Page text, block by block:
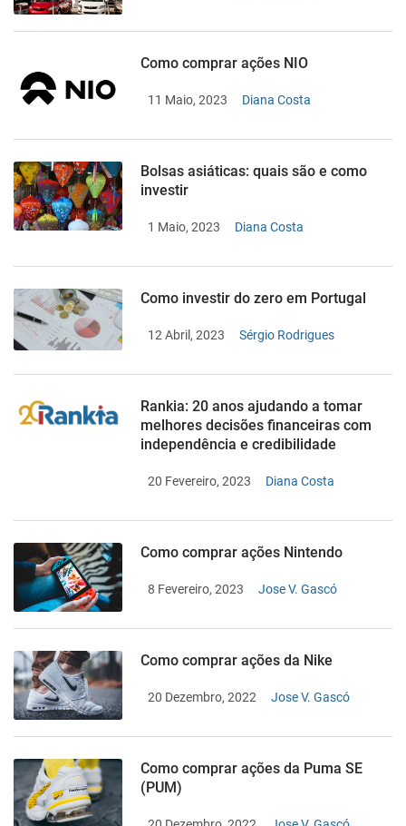
Como comprar ações NIO
11 Maio, 2023 Diana Costa
Bolsas asiáticas: quais são e como
investir
1 Maio, 2023 Diana Costa
Como investir do zero em Portugal
12 Abril, 2023 Sérgio Rodrigues
Rankia: 20 anos ajudando a tomar
melhores decisões financeiras com
independência e credibilidade
20 Fevereiro, 2023 Diana Costa
Como comprar ações Nintendo
8 Fevereiro, 2023 Jose V. Gascó
Como comprar ações da Nike
20 Dezembro, 2022 Jose V. Gascó
Como comprar ações da Puma SE
(PUM)